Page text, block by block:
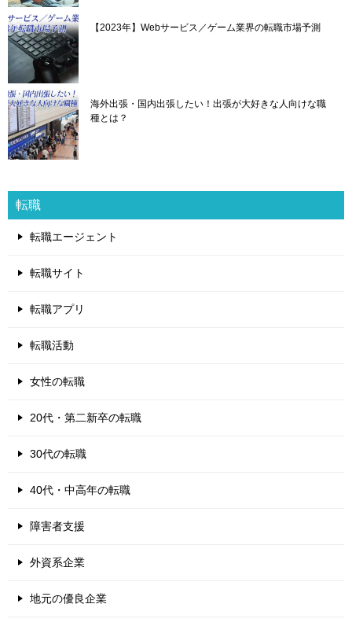
【2023年】Webサービス／ゲーム業界の転職市場予測
海外出張・国内出張したい！出張が大好きな人向けな職
種とは？
転職
転職エージェント
転職サイト
転職アプリ
転職活動
女性の転職
20代・第二新卒の転職
30代の転職
40代・中高年の転職
障害者支援
外資系企業
地元の優良企業